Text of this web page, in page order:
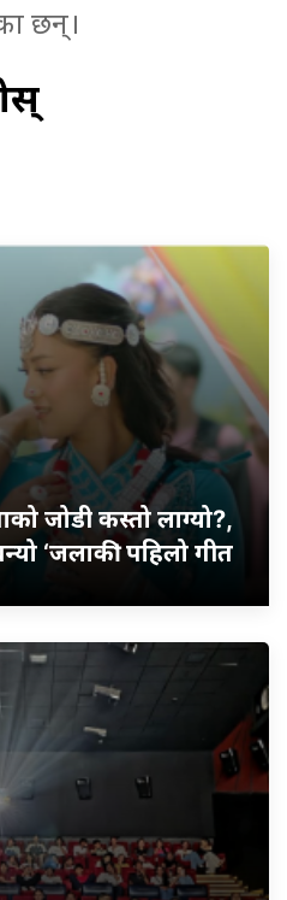
छन्।
जोडी कस्तो लाग्यो?,
‘जलाकी’ पहिलो गीत